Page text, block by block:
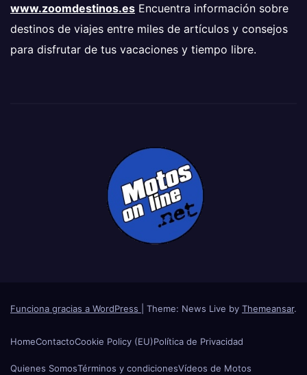
www.zoomdestinos.es Encuentra información sobre
destinos de viajes entre miles de artículos y consejos
para disfrutar de tus vacaciones y tiempo libre.
Funciona gracias a WordPress Theme: News Live by Themeansar.
HomeContactoCookie Policy (EU)Política de Privacidad
Quienes SomosTérminos y condicionesVídeos de Motos